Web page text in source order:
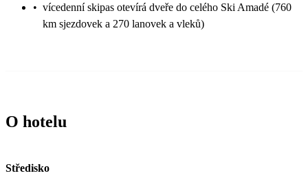
• vícedenní skipas otevírá dveře do celého Ski Amadé (760
km sjezdovek a 270 lanovek a vleků)
O hotelu
Středisko